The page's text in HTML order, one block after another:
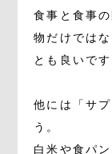
食事と食事
物だけでは
とも良いです
他には「サ
う。
白米や食パ